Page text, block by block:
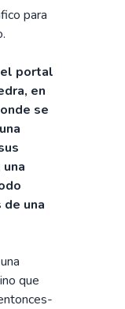
para
portal
en
se
una
que